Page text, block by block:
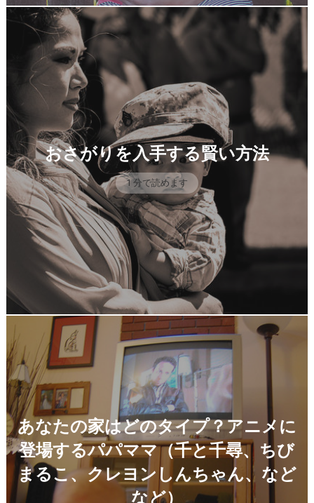
おさがりを入手する賢い方法
1 分で読めます
あなたの家はどのタイプ？アニメに
登場するパパママ（千と千尋、ちび
まるこ、クレヨンしんちゃん、など
など）